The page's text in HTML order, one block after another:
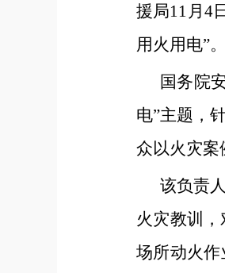
援局11月4
用火用电”。
国务院
电”主题，
众以火灾案
该负责
火灾教训
场所动火